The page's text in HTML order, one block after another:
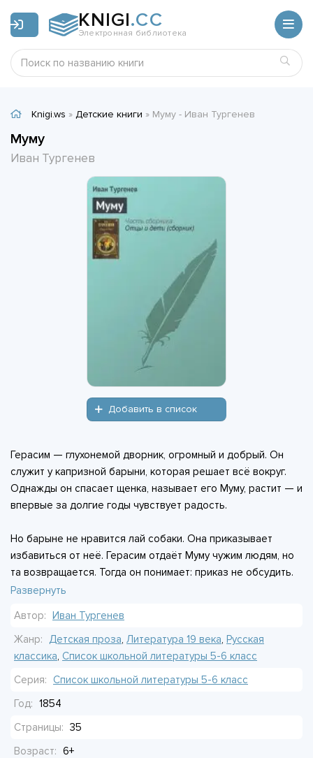
KNIGI.CC
Электронная библиотека
Knigi.ws » Детские книги » Муму - Иван Тургенев
Муму
Иван Тургенев
Добавить в список
Герасим — глухонемой дворник, огромный и добрый. Он
служит у капризной барыни, которая решает всё вокруг.
Однажды он спасает щенка, называет его Муму, растит — и
впервые за долгие годы чувствует радость.
Но барыне не нравится лай собаки. Она приказывает
избавиться от неё. Герасим отдаёт Муму чужим людям, но
та возвращается. Тогда он понимает: приказ не обсудить.
Взяв лодку, везёт собаку на реку, привязывает кирпичи —
После этого Герасим бросает работу у барыни, уходит в
свою деревню. Больше он никогда никому не служит.
Развернуть
Автор: Иван Тургенев
Жанр: Детская проза, Литература 19 века, Русская
классика, Список школьной литературы 5-6 класс
Серия: Список школьной литературы 5-6 класс
Год: 1854
Страницы: 35
Возраст: 6+